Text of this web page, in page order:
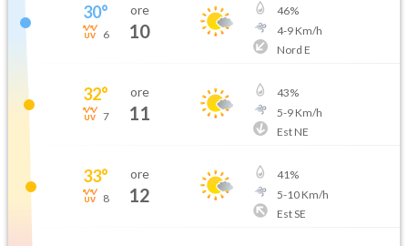
30°
6
ore
10
46%
4-9Km/h
Nord E
32°
7
ore
11
43%
5-9Km/h
Est NE
33°
8
ore
12
41%
5-10Km/h
Est SE